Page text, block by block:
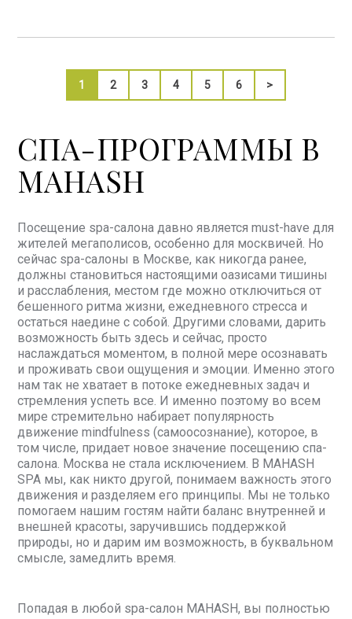
1 2 3 4 5 6 >
СПА-ПРОГРАММЫ В
MAHASH
Посещение spa-салона давно является must-have для
жителей мегаполисов, особенно для москвичей. Но
сейчас spa-салоны в Москве, как никогда ранее,
должны становиться настоящими оазисами тишины
и расслабления, местом где можно отключиться от
бешенного ритма жизни, ежедневного стресса и
остаться наедине с собой. Другими словами, дарить
возможность быть здесь и сейчас, просто
наслаждаться моментом, в полной мере осознавать
и проживать свои ощущения и эмоции. Именно этого
нам так не хватает в потоке ежедневных задач и
стремления успеть все. И именно поэтому во всем
мире стремительно набирает популярность
движение mindfulness (самоосознание), которое, в
том числе, придает новое значение посещению спа-
салона. Москва не стала исключением. В MAHASH
SPA мы, как никто другой, понимаем важность этого
движения и разделяем его принципы. Мы не только
помогаем нашим гостям найти баланс внутренней и
внешней красоты, заручившись поддержкой
природы, но и дарим им возможность, в буквальном
смысле, замедлить время.
Попадая в любой spa-салон MAHASH, вы полностью